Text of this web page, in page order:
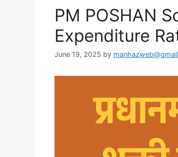
PM POSHAN
Expenditure
June 19, 2025 by